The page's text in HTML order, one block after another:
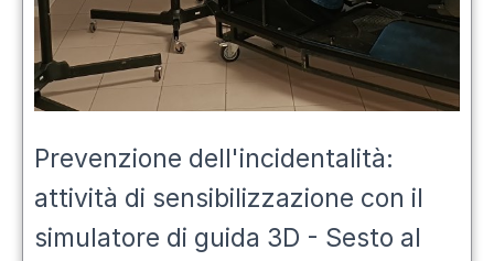
Prevenzione dell'incidentalità:
attività di sensibilizzazione con il
simulatore di guida 3D - Sesto al